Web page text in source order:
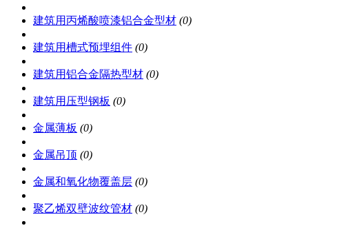
建筑用丙烯酸喷漆铝合金型材 (0)
建筑用槽式预埋组件 (0)
建筑用铝合金隔热型材 (0)
建筑用压型钢板 (0)
金属薄板 (0)
金属吊顶 (0)
金属和氧化物覆盖层 (0)
聚乙烯双壁波纹管材 (0)